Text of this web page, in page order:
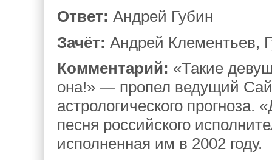
Ответ: Андрей Губин
Зачёт: Андрей Клементьев,
Комментарий: «Такие
она!» — пропел ведущий
астрологического
песня российского
исполненная им в 2002 году.